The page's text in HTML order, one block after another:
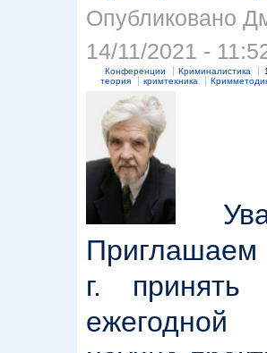
Опубликовано
14/11/2021 -
Конференции Криминалистика
теория
кримтехника
Приглашаем
г. принять